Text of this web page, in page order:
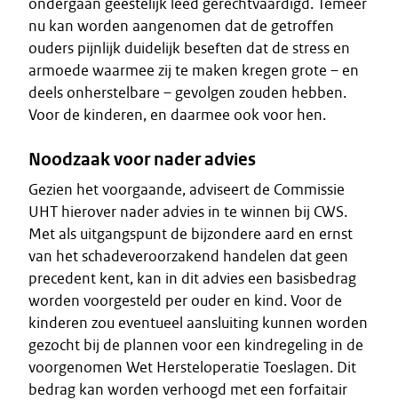
ondergaan geestelijk leed gerechtvaardigd. Temeer
nu kan worden aangenomen dat de getroffen
ouders pijnlijk duidelijk beseften dat de stress en
armoede waarmee zij te maken kregen grote – en
deels onherstelbare – gevolgen zouden hebben.
Voor de kinderen, en daarmee ook voor hen.
Noodzaak voor nader advies
Gezien het voorgaande, adviseert de Commissie
UHT hierover nader advies in te winnen bij CWS.
Met als uitgangspunt de bijzondere aard en ernst
van het schadeveroorzakend handelen dat geen
precedent kent, kan in dit advies een basisbedrag
worden voorgesteld per ouder en kind. Voor de
kinderen zou eventueel aansluiting kunnen worden
gezocht bij de plannen voor een kindregeling in de
voorgenomen Wet Hersteloperatie Toeslagen. Dit
bedrag kan worden verhoogd met een forfaitair